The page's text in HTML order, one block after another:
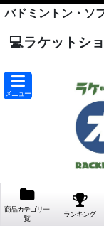
バドミントン・ソ
💻ラケットシ
メニュー
商品カテゴリ一
覧
ランキング